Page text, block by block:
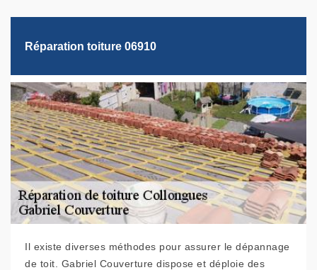
Réparation toiture 06910
Il existe diverses méthodes pour assurer le dépannage
de toit. Gabriel Couverture dispose et déploie des